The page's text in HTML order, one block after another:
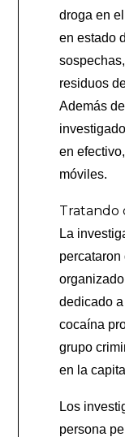
droga en
en estado
residuos
Además
en
móviles.
Tratando
La
dedicado
cocaína
grupo
en la
Los
persona